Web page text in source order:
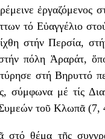
ἐργαζόμενος
τό Εὐαγγέλιο
στήν Περσία,
πόλη Ἀραράτ,
στή Βηρυττό
σύμφωνα μέ τίς
τοῦ Κλωπᾶ (7,
θέμα τῆς